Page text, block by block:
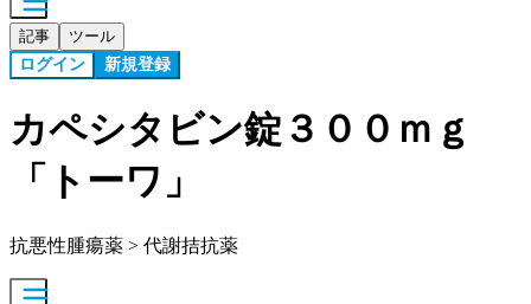
記事 ツール
ログイン 新規登録
カペシタビン錠３００ｍｇ
「トーワ」
抗悪性腫瘍薬 > 代謝拮抗薬